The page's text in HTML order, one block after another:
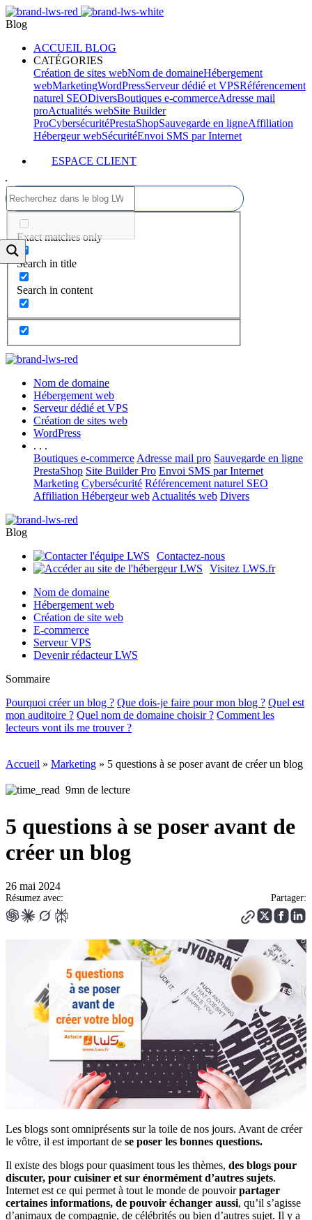
Blog
ACCUEIL BLOG
CATÉGORIES
Création de sites webNom de domaineHébergement
webMarketingWordPressServeur dédié et VPSRéférencement
naturel SEODiversBoutiques e-commerceAdresse mail
proActualités webSite Builder
ProCybersécuritéPrestaShopSauvegarde en ligneAffiliation
Hébergeur webSécuritéEnvoi SMS par Internet
ESPACE CLIENT
Exact matches only
Search in title
Search in content
Nom de domaine
Hébergement web
Serveur dédié et VPS
Création de sites web
WordPress
. . .
Boutiques e-commerce Adresse mail pro Sauvegarde en ligne
PrestaShop Site Builder Pro Envoi SMS par Internet
Marketing Cybersécurité Référencement naturel SEO
Affiliation Hébergeur web Actualités web Divers
Blog
Contactez-nous
Visitez LWS.fr
Nom de domaine
Hébergement web
Création de site web
E-commerce
Serveur VPS
Devenir rédacteur LWS
Sommaire
Pourquoi créer un blog ? Que dois-je faire pour mon blog ? Quel est
mon auditoire ? Quel nom de domaine choisir ? Comment les
lecteurs vont ils me trouver ?
Accueil » Marketing » 5 questions à se poser avant de créer un blog
9mn de lecture
5 questions à se poser avant de
créer un blog
26 mai 2024
Résumez avec: Partager:
Les blogs sont omniprésents sur la toile de nos jours. Avant de créer
le vôtre, il est important de se poser les bonnes questions.
Il existe des blogs pour quasiment tous les thèmes, des blogs pour
discuter, pour cuisiner et sur énormément d’autres sujets.
Internet est ce qui permet à tout le monde de pouvoirpartager
certaines informations, de pouvoir échanger aussi, qu’il s’agisse
d’animaux de compagnie, de célébrités ou bien d’autres sujet. Il y a